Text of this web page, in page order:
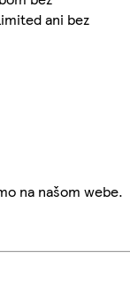
ani bez
na našom webe.